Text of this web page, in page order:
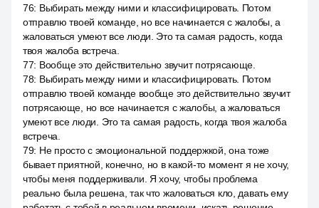
76: Выбирать между ними и классифицировать. Потом
отправлю твоей команде, но все начинается с жалобы, а
жаловаться умеют все люди. Это та самая радость, когда
твоя жалоба встреча.
77: Вообще это действительно звучит потрясающе.
78: Выбирать между ними и классифицировать. Потом
отправлю твоей команде вообще это действительно звучит
потрясающе, но все начинается с жалобы, а жаловаться
умеют все люди. Это та самая радость, когда твоя жалоба
встреча.
79: Не просто с эмоциональной поддержкой, она тоже
бывает приятной, конечно, но в какой-то момент я не хочу,
чтобы меня поддерживали. Я хочу, чтобы проблема
реально была решена, так что жаловаться кло, давать ему